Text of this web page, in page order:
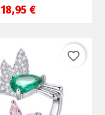
18,95 €
favorite_border